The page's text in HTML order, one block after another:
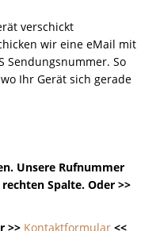
verschickt
wir eine eMail mit
Sendungsnummer. So
Ihr Gerät sich gerade
Unsere Rufnummer
Spalte. Oder >>
>> Kontaktformular <<